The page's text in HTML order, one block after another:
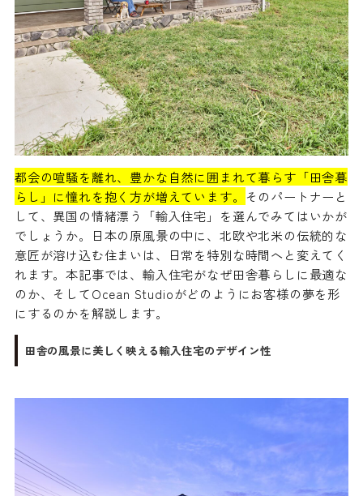
都会の喧騒を離れ、豊かな自然に囲まれて暮らす「田舎暮
らし」に憧れを抱く方が増えています。 そのパートナーと
して、異国の情緒漂う「輸入住宅」を選んでみてはいかが
でしょうか。日本の原風景の中に、北欧や北米の伝統的な
意匠が溶け込む住まいは、日常を特別な時間へと変えてく
れます。本記事では、輸入住宅がなぜ田舎暮らしに最適な
のか、そしてOcean Studioがどのようにお客様の夢を形
にするのかを解説します。
田舎の風景に美しく映える輸入住宅のデザイン性